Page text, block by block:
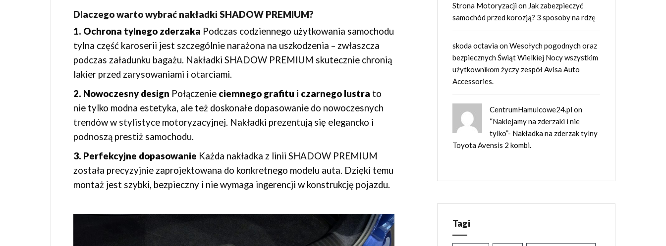
Dlaczego warto wybrać nakładki SHADOW PREMIUM?
1. Ochrona tylnego zderzaka Podczas codziennego użytkowania samochodu
tylna część karoserii jest szczególnie narażona na uszkodzenia – zwłaszcza
podczas załadunku bagażu. Nakładki SHADOW PREMIUM skutecznie chronią
lakier przed zarysowaniami i otarciami.
2. Nowoczesny design Połączenie ciemnego grafitu i czarnego lustra to
nie tylko modna estetyka, ale też doskonałe dopasowanie do nowoczesnych
trendów w stylistyce motoryzacyjnej. Nakładki prezentują się elegancko i
podnoszą prestiż samochodu.
3. Perfekcyjne dopasowanie Każda nakładka z linii SHADOW PREMIUM
została precyzyjnie zaprojektowana do konkretnego modelu auta. Dzięki temu
montaż jest szybki, bezpieczny i nie wymaga ingerencji w konstrukcję pojazdu.
Strona Motoryzacjion Jak zabezpieczyć
samochód przed korozją? 3 sposoby na rdzę
skoda octaviaonWesołych pogodnych oraz
bezpiecznych Świąt Wielkiej Nocy wszystkim
użytkownikom życzy zespół Avisa Auto
Accessories.
CentrumHamulcowe24.plon
“Naklejamy na zderzaki i nie
tylko”- Nakładka na zderzak tylny
Toyota Avensis 2 kombi.
Tagi